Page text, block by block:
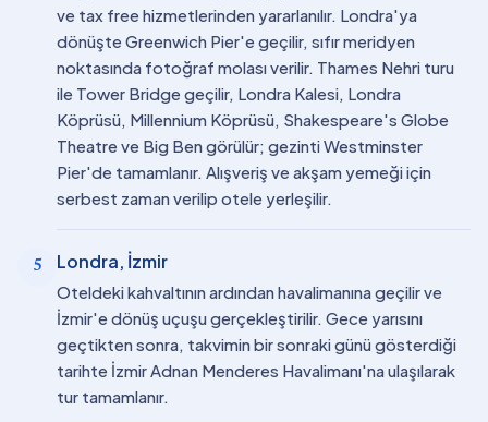
ve tax free hizmetlerinden yararlanılır. Londra'ya
dönüşte Greenwich Pier'e geçilir, sıfır meridyen
noktasında fotoğraf molası verilir. Thames Nehri turu
ile Tower Bridge geçilir, Londra Kalesi, Londra
Köprüsü, Millennium Köprüsü, Shakespeare's Globe
Theatre ve Big Ben görülür; gezinti Westminster
Pier'de tamamlanır. Alışveriş ve akşam yemeği için
serbest zaman verilip otele yerleşilir.
5 Londra, İzmir
Oteldeki kahvaltının ardından havalimanına geçilir ve
İzmir'e dönüş uçuşu gerçekleştirilir. Gece yarısını
geçtikten sonra, takvimin bir sonraki günü gösterdiği
tarihte İzmir Adnan Menderes Havalimanı'na ulaşılarak
tur tamamlanır.